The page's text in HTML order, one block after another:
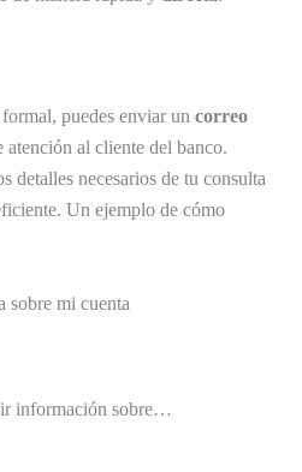
puedes enviar un correo
atención al cliente del banco.
detalles necesarios de tu consulta
Un ejemplo de cómo
sobre mi cuenta
información sobre…